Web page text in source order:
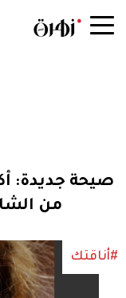
صيحة جديدة:
من
#أناقتك